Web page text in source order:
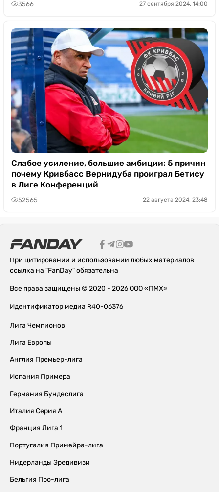
3566 27 сентября 2024, 14:00
Слабое усиление, большие амбиции: 5 причин
почему Кривбасс Вернидуба проиграл Бетису
в Лиге Конференций
52565 22 августа 2024, 23:48
При цитировании и использовании любых материалов
ссылка на "FanDay" обязательна
Все права защищены © 2020 - 2026 ООО «ПМХ»
Идентификатор медиа R40-06376
Лига Чемпионов
Лига Европы
Англия Премьер-лига
Испания Примера
Германия Бундеслига
Италия Серия А
Франция Лига 1
Португалия Примейра-лига
Нидерланды Эредивизи
Бельгия Про-лига